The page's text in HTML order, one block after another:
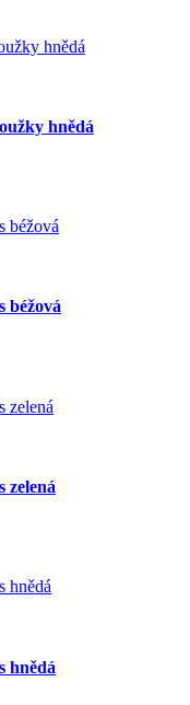
hnědá
béžová
zelená
hnědá